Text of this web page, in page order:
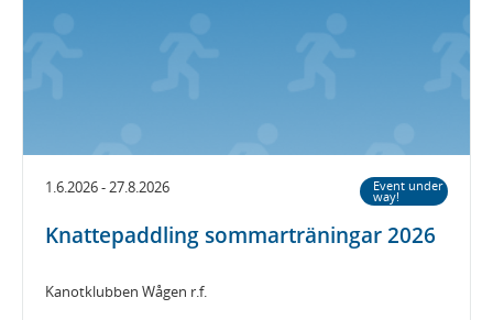
1.6.2026 - 27.8.2026 Event under
way!
Knattepaddling sommarträningar 2026
Kanotklubben Wågen r.f.